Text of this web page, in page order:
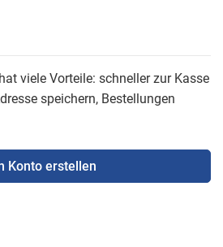
viele Vorteile: schneller zur Kasse
speichern, Bestellungen
Konto erstellen